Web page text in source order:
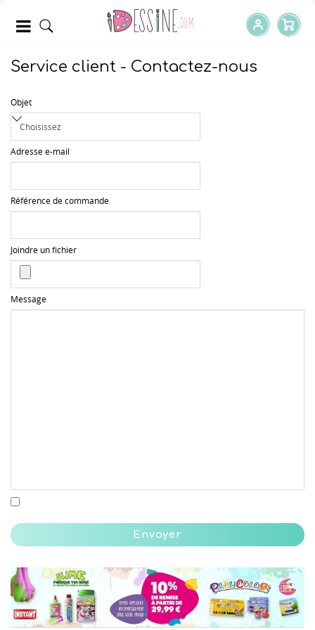
Service client - Contactez-nous
Objet
Adresse e-mail
Référence de commande
Joindre un fichier
Message
Envoyer